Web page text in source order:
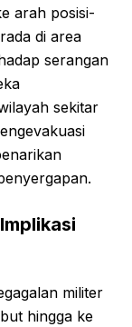
arah posisi-
di area
serangan
sekitar
militer
hingga ke